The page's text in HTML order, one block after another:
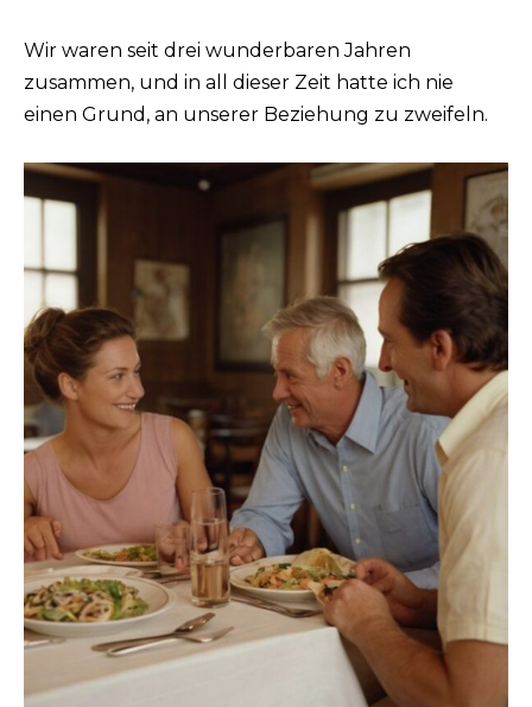
Wir waren seit drei wunderbaren Jahren
zusammen, und in all dieser Zeit hatte ich nie
einen Grund, an unserer Beziehung zu zweifeln.